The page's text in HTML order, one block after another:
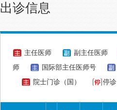
出诊信息
主任医师 副主任医师
师
国际部主任医师号
院士门诊（国）
停诊